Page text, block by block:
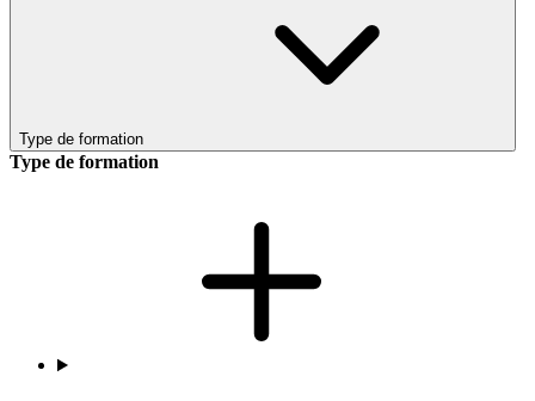
Type de formation
Type de formation